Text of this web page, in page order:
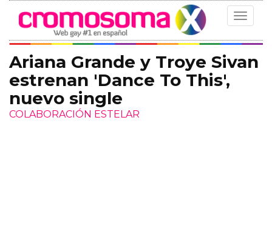
Toggle
Ariana Grande y Troye Sivan
estrenan 'Dance To This',
nuevo single
COLABORACIÓN ESTELAR